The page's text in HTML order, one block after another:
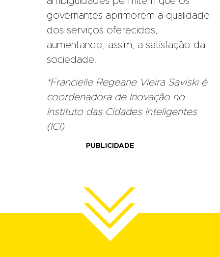
governantes aprimorem a qualidade
dos serviços oferecidos,
aumentando, assim, a satisfação da
sociedade.
*Francielle Regeane Vieira Saviski é
coordenadora de Inovação no
Instituto das Cidades Inteligentes
(ICI)
PUBLICIDADE